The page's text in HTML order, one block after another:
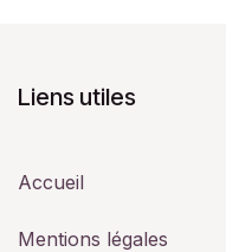
Liens utiles
Accueil
Mentions légales